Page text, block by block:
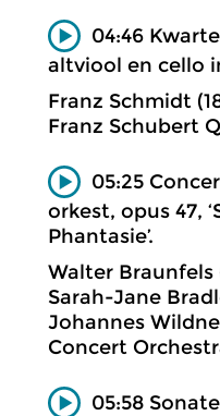
04:46
altviool en cello
Franz Schmidt
Franz Schubert
05:25
orkest, opus 47,
Phantasie’.
Walter Braunfels
Sarah-Jane
Johannes
Concert
05:58